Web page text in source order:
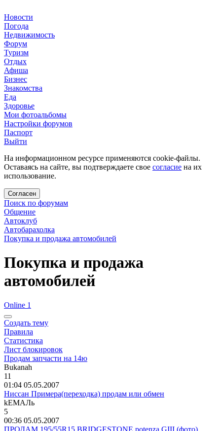
Новости
Погода
Недвижимость
Форум
Туризм
Отдых
Афиша
Бизнес
Знакомства
Еда
Здоровье
Мои фотоальбомы
Настройки форумов
Паспорт
Выйти
На информационном ресурсе применяются cookie-файлы.
Оставаясь на сайте, вы подтверждаете свое согласие на их
использование.
Согласен
Поиск по форумам
Общение
Автоклуб
Автобарахолка
Покупка и продажа автомобилей
Покупка и продажа
автомобилей
Online 1
Создать тему
Правила
Статистика
Лист блокировок
Продам запчасти на 14ю
Bukanah
11
01:04 05.05.2007
Ниссан Примера(переходка) продам или обмен
kEMAЛь
5
00:36 05.05.2007
ПРОДАМ 195/55R15 BRIDGESTONE potenza GIII (фото)